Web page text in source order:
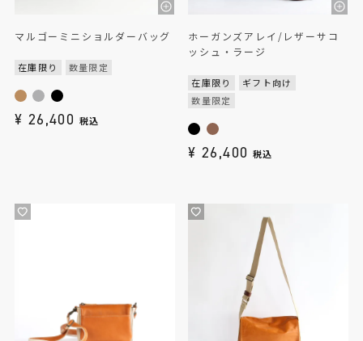
マルゴーミニショルダーバッグ
在庫限り 数量限定
¥ 26,400 税込
ホーガンズアレイ/レザーサコ
ッシュ・ラージ
在庫限り
ギフト向け
数量限定
¥ 26,400 税込